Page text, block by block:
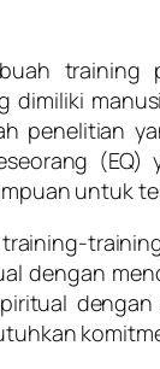
training
dimiliki
penelitian
(EQ)
untuk
dengan